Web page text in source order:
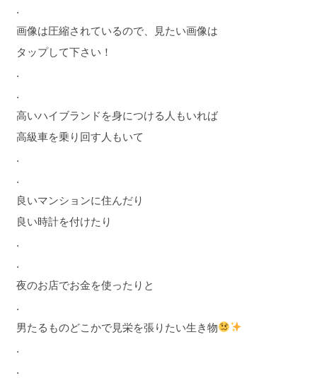
.
画像は圧縮されているので、見たい画像は
タップして下さい！
.
.
高いハイブランドを身につける人もいれば
高級車を乗り回す人もいて
.
.
良いマンションに住んだり
良い時計を付けたり
.
.
夜のお店でお金を使ったりと
.
男たるものどこかで見栄を張りたい生き物
.
.